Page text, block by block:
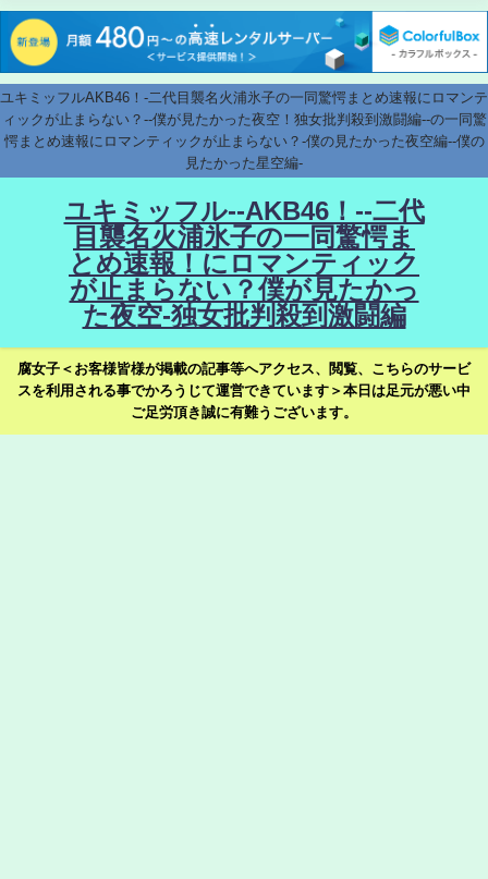
ユキミッフルAKB46！-二代目襲名火浦氷子の一同驚愕まとめ速報にロマンテ
ィックが止まらない？--僕が見たかった夜空！独女批判殺到激闘編--の一同驚
愕まとめ速報にロマンティックが止まらない？-僕の見たかった夜空編--僕の
見たかった星空編-
ユキミッフル--AKB46！--二代
目襲名火浦氷子の一同驚愕ま
とめ速報！にロマンティック
が止まらない？僕が見たかっ
た夜空-独女批判殺到激闘編
腐女子＜お客様皆様が掲載の記事等へアクセス、閲覧、こちらのサービ
スを利用される事でかろうじて運営できています＞本日は足元が悪い中
ご足労頂き誠に有難うございます。